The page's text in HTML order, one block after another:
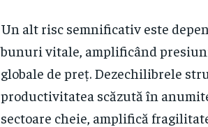
Un alt risc semnificativ este
bunuri vitale, amplificând
globale de preț. Dezechilibrele
productivitatea scăzută în
sectoare cheie, amplifică